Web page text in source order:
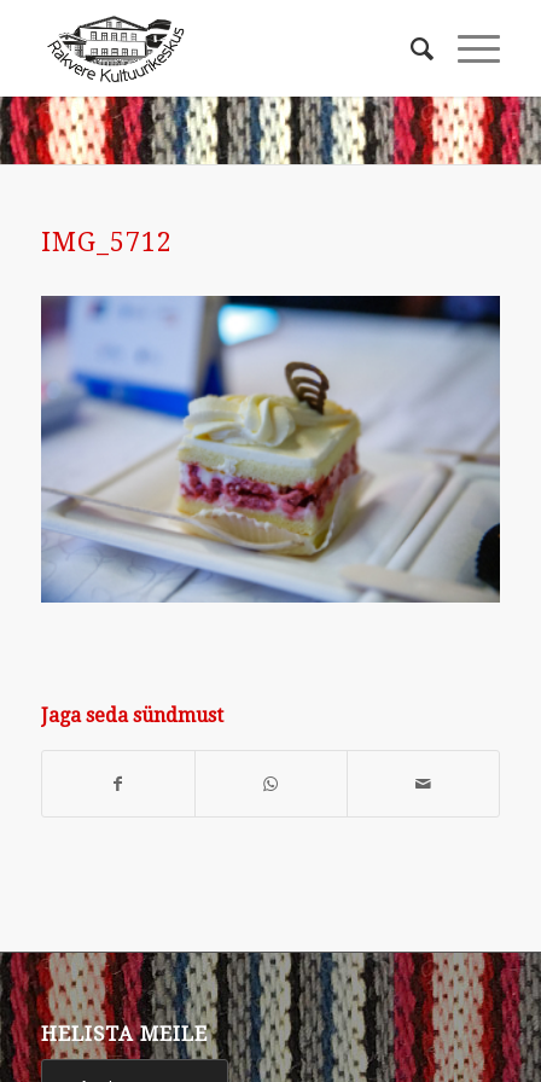
IMG_5712
Jaga seda sündmust
HELISTA MEILE